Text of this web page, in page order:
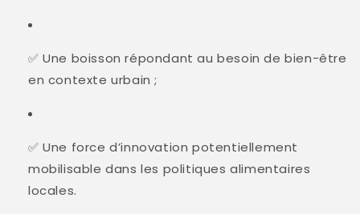
✅ Une boisson répondant au besoin de bien-être
en contexte urbain ;
✅ Une force d’innovation potentiellement
mobilisable dans les politiques alimentaires
locales.